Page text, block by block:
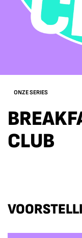
ONZE SERIES
CLUB